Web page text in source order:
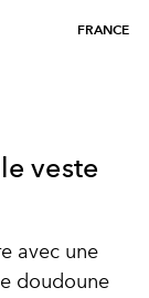
FRANCE
veste
avec une
doudoune